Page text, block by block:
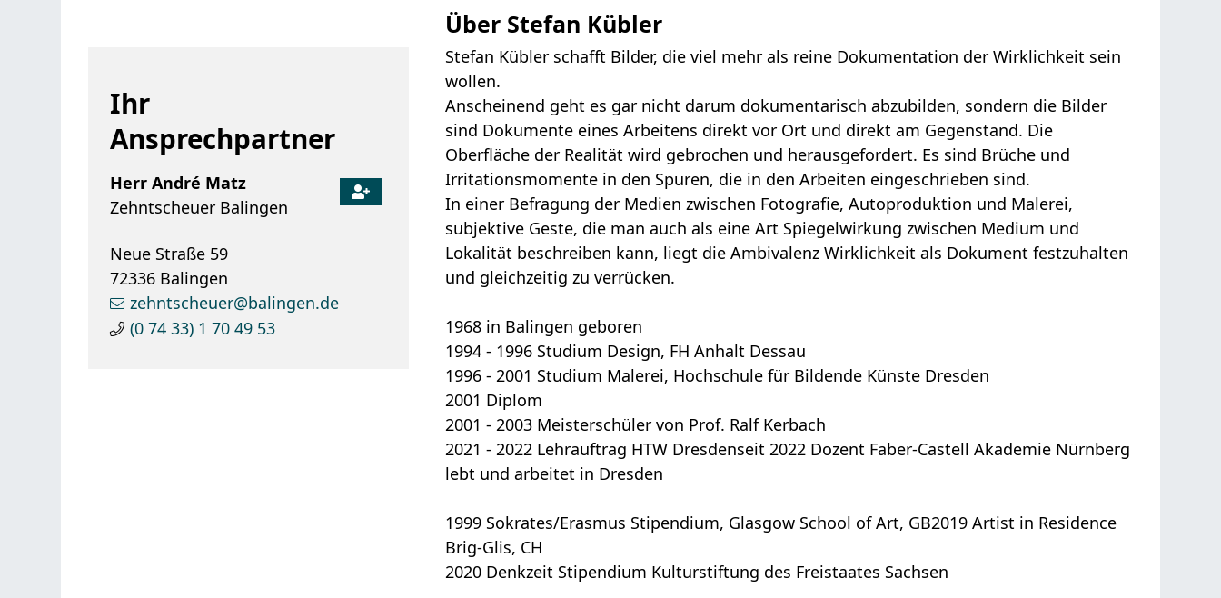
Ihr
Ansprechpartner
Herr André Matz
Zehntscheuer Balingen
Neue Straße 59
72336 Balingen
zehntscheuer@balingen.de
(0 74 33) 1 70 49 53
Über Stefan Kübler
Stefan Kübler schafft Bilder, die viel mehr als reine Dokumentation der Wirklichkeit sein
wollen.
Anscheinend geht es gar nicht darum dokumentarisch abzubilden, sondern die Bilder
sind Dokumente eines Arbeitens direkt vor Ort und direkt am Gegenstand. Die
Oberfläche der Realität wird gebrochen und herausgefordert. Es sind Brüche und
Irritationsmomente in den Spuren, die in den Arbeiten eingeschrieben sind.
In einer Befragung der Medien zwischen Fotografie, Autoproduktion und Malerei,
subjektive Geste, die man auch als eine Art Spiegelwirkung zwischen Medium und
Lokalität beschreiben kann, liegt die Ambivalenz Wirklichkeit als Dokument festzuhalten
und gleichzeitig zu verrücken.
1968 in Balingen geboren
1994 - 1996 Studium Design, FH Anhalt Dessau
1996 - 2001 Studium Malerei, Hochschule für Bildende Künste Dresden
2001 Diplom
2001 - 2003 Meisterschüler von Prof. Ralf Kerbach
2021 - 2022 Lehrauftrag HTW Dresdenseit 2022 Dozent Faber-Castell Akademie Nürnberg
lebt und arbeitet in Dresden
1999 Sokrates/Erasmus Stipendium, Glasgow School of Art, GB2019 Artist in Residence
Brig-Glis, CH
2020 Denkzeit Stipendium Kulturstiftung des Freistaates Sachsen